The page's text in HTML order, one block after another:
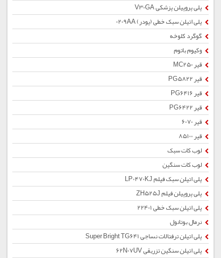
پلی پروپیلن پزشکی V30GA
پلی اتیلن سبک خطی (پودر) 0209AA
گوگرد کلوخه
وکیوم باتوم
قیر MC250
قیر PG5822
قیر PG6416
قیر PG6422
قیر 6070
قیر 85100
لوب کات سبک
لوب کات سنگین
پلی اتیلن سبک فیلم LP0470KJ
پلی پروپیلن فیلم ZH525J
پلی اتیلن سبک خطی 22401
نرمال بوتانول
پلی اتیلن ترفتالات نساجی Super Bright TG641
پلی اتیلن سنگین تزریقی 62N07UV